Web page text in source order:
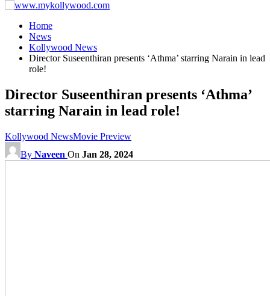
Home
News
Kollywood News
Director Suseenthiran presents ‘Athma’ starring Narain in lead
role!
Director Suseenthiran presents ‘Athma’
starring Narain in lead role!
Kollywood NewsMovie Preview
By Naveen On Jan 28, 2024